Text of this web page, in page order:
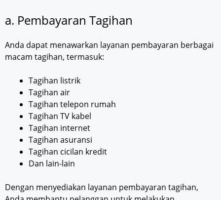
a. Pembayaran Tagihan
Anda dapat menawarkan layanan pembayaran berbagai
macam tagihan, termasuk:
Tagihan listrik
Tagihan air
Tagihan telepon rumah
Tagihan TV kabel
Tagihan internet
Tagihan asuransi
Tagihan cicilan kredit
Dan lain-lain
Dengan menyediakan layanan pembayaran tagihan,